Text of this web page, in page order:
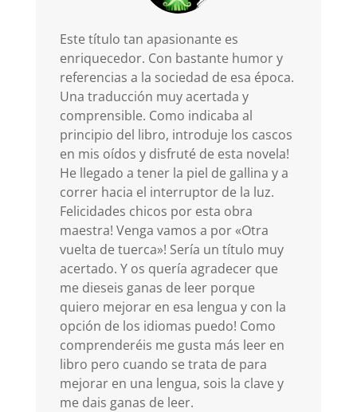
Este título tan apasionante es
enriquecedor. Con bastante humor y
referencias a la sociedad de esa época.
Una traducción muy acertada y
comprensible. Como indicaba al
principio del libro, introduje los cascos
en mis oídos y disfruté de esta novela!
He llegado a tener la piel de gallina y a
correr hacia el interruptor de la luz.
Felicidades chicos por esta obra
maestra! Venga vamos a por «Otra
vuelta de tuerca»! Sería un título muy
acertado. Y os quería agradecer que
me dieseis ganas de leer porque
quiero mejorar en esa lengua y con la
opción de los idiomas puedo! Como
comprenderéis me gusta más leer en
libro pero cuando se trata de para
mejorar en una lengua, sois la clave y
me dais ganas de leer.